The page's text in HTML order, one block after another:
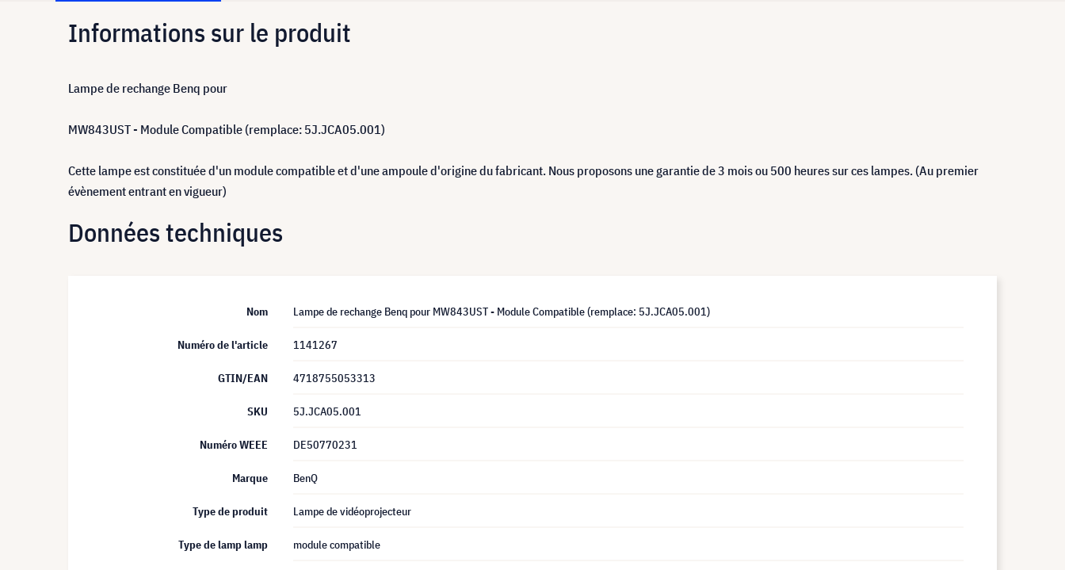
Informations sur le produit
Lampe de rechange Benq pour
MW843UST - Module Compatible (remplace: 5J.JCA05.001)
Cette lampe est constituée d'un module compatible et d'une ampoule d'origine du fabricant. Nous proposons une garantie de 3 mois ou 500 heures sur ces lampes. (Au premier
évènement entrant en vigueur)
Données techniques
Nom Lampe de rechange Benq pour MW843UST - Module Compatible (remplace: 5J.JCA05.001)
Numéro de l'article 1141267
GTIN/EAN 4718755053313
SKU 5J.JCA05.001
Numéro WEEE DE50770231
Marque BenQ
Type de produit Lampe de vidéoprojecteur
Type de lamp lamp module compatible